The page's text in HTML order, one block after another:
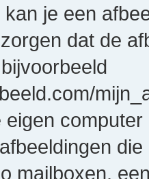
je een
dat de
eigen
mailboxen,